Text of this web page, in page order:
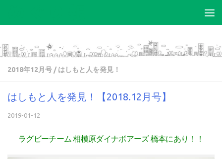
2018年12月号 / はしもと人を発見！
はしもと人を発見！【2018.12月号】
2019-01-12
ラグビーチーム 相模原ダイナボアーズ橋本にあり！！